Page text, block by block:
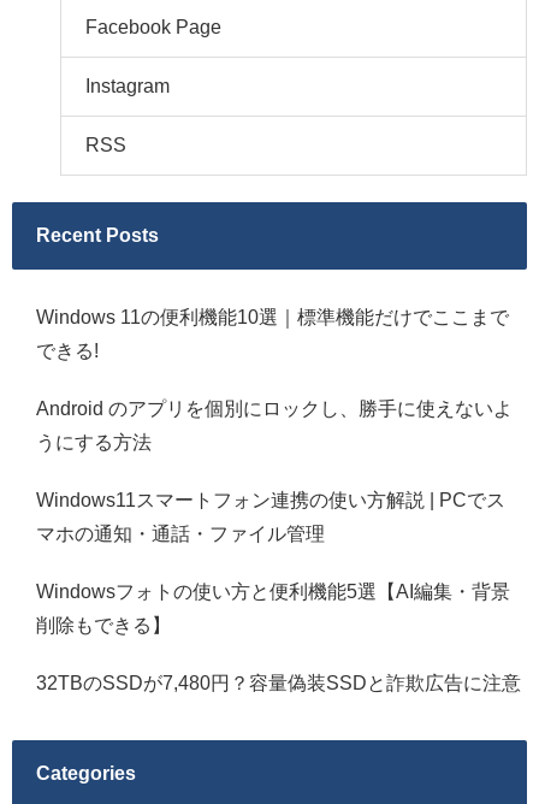
Facebook Page
Instagram
RSS
Recent Posts
Windows 11の便利機能10選｜標準機能だけでここまで
できる!
Android のアプリを個別にロックし、勝手に使えないよ
うにする方法
Windows11スマートフォン連携の使い方解説 | PCでス
マホの通知・通話・ファイル管理
Windowsフォトの使い方と便利機能5選【AI編集・背景
削除もできる】
32TBのSSDが7,480円？容量偽装SSDと詐欺広告に注意
Categories